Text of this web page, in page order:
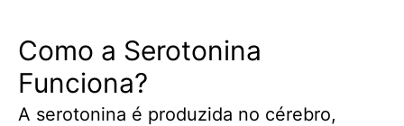
Como a Serotonina
Funciona?
A serotonina é produzida no cérebro,